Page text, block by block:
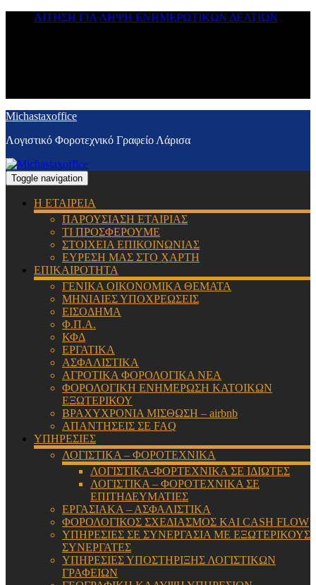
ΑΙΤΗΣΗ ΓΙΑ ΛΗΨΗ ΕΝΗΜΕΡΩΤΙΚΩΝ ΔΕΛΤΙΩΝ
Michastaxoffice
Λογιστικό Φοροτεχνικό Γραφείο Λάρισα
Toggle navigation
Η ΕΤΑΙΡΕΙΑ
ΠΑΡΟΥΣΙΑΣΗ ΕΤΑΙΡΙΑΣ
ΤΙ ΠΡΟΣΦΕΡΟΥΜΕ
ΣΤΟΙΧΕΙΑ ΕΠΙΚΟΙΝΩΝΙΑΣ
ΕΥΡΕΣΗ ΜΑΣ ΣΤΟ ΧΑΡΤΗ
ΕΠΙΚΑΙΡΟΤΗΤΑ
ΓΕΝΙΚΑ ΟΙΚΟΝΟΜΙΚΑ ΘΕΜΑΤΑ
ΜΗΝΙΑΙΕΣ ΥΠΟΧΡΕΩΣΕΙΣ
ΕΙΣΟΔΗΜΑ
Φ.Π.Α.
ΚΦΔ
ΕΡΓΑΤΙΚΑ
ΑΣΦΑΛΙΣΤΙΚΑ
ΑΓΡΟΤΙΚΑ ΦΟΡΟΛΟΓΙΚΑ ΝΕΑ
ΦΟΡΟΛΟΓΙΚΗ ΕΝΗΜΕΡΩΣΗ ΚΑΤΟΙΚΩΝ
ΕΞΩΤΕΡΙΚΟΥ
ΒΡΑΧΥΧΡΟΝΙΑ ΜΙΣΘΩΣΗ – airbnb
ΑΠΑΝΤΗΣΕΙΣ ΣΕ FAQ
ΥΠΗΡΕΣΙΕΣ
ΛΟΓΙΣΤΙΚΑ – ΦΟΡΟΤΕΧΝΙΚΑ
ΛΟΓΙΣΤΙΚΑ-ΦΟΡΤΕΧΝΙΚΑ ΣΕ ΙΔΙΩΤΕΣ
ΛΟΓΙΣΤΙΚΑ – ΦΟΡΟΤΕΧΝΙΚΑ ΣΕ
ΕΠΙΤΗΔΕΥΜΑΤΙΕΣ
ΕΡΓΑΣΙΑΚΑ – ΑΣΦΑΛΙΣΤΙΚΑ
ΦΟΡΟΛΟΓΙΚΟΣ ΣΧΕΔΙΑΣΜΟΣ ΚΑΙ CASH FLOW
ΥΠΗΡΕΣΙΕΣ ΣΕ ΣΥΝΕΡΓΑΣΙΑ ΜΕ ΕΞΩΤΕΡΙΚΟΥΣ
ΣΥΝΕΡΓΑΤΕΣ
ΥΠΗΡΕΣΙΕΣ ΥΠΟΣΤΗΡΙΞΗΣ ΛΟΓΙΣΤΙΚΩΝ
ΓΡΑΦΕΙΩΝ